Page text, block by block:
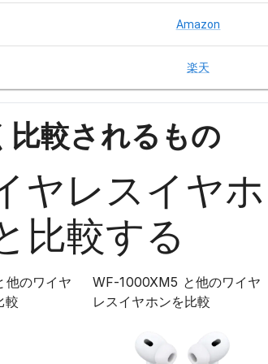
Amazon
楽天
比較されるもの
ヤレスイヤ
比較する
他のワイヤ
較
WF-1000XM5 と他のワイヤ
レスイヤホンを比較